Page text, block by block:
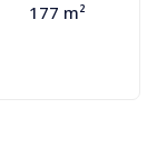
177 m²